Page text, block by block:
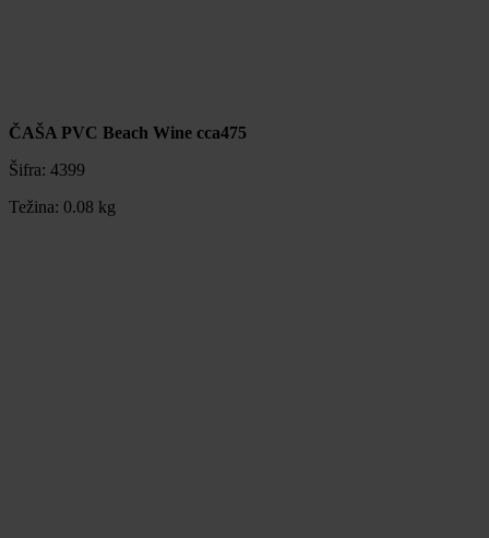
ČAŠA PVC Beach Wine cca475
Šifra: 4399
Težina: 0.08 kg